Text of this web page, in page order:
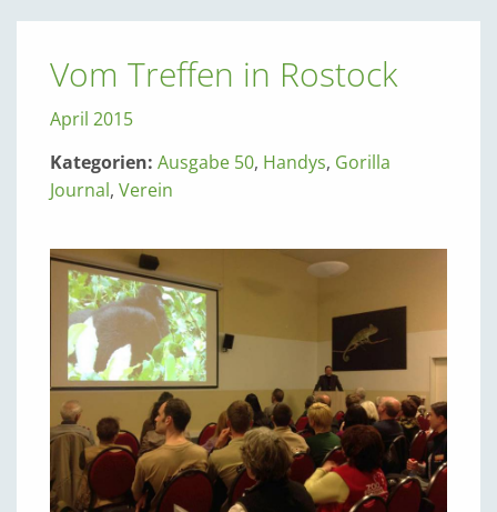
Vom Treffen in Rostock
April 2015
Kategorien: Ausgabe 50, Handys, Gorilla
Journal, Verein